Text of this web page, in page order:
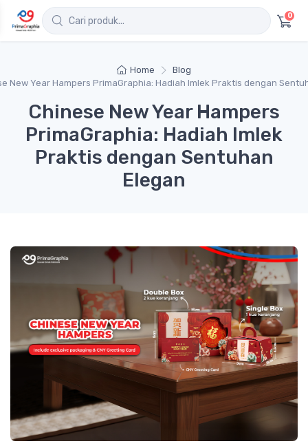
0
Home
Blog
New Year Hampers PrimaGraphia: Hadiah Imlek Praktis dengan
Chinese New Year Hampers
PrimaGraphia: Hadiah Imlek
Praktis dengan Sentuhan
Elegan